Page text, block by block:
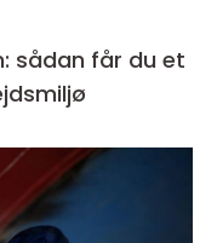
sådan får du et